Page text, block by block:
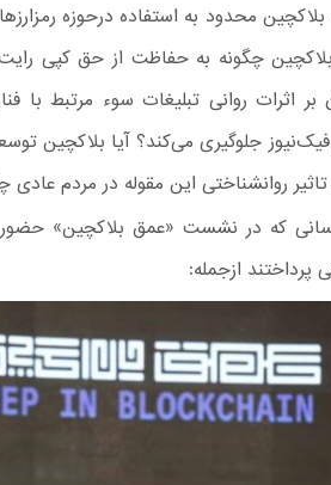
محدود به استفاده درحوزه
چگونه به حفاظت از حق کپی
بر اثرات روانی تبلیغات سوء مرتبط با
فیک‌نیوز جلوگیری می‌کند؟ آیا بلاکچین
روانشناختی این مقوله در مردم
که در نشست «عمق بلاکچین»
پرداختند ازجمله: